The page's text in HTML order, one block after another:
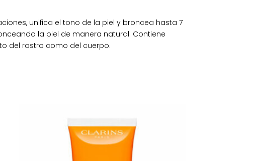
unifica el tono de la piel y broncea hasta 7
la piel de manera natural. Contiene
del rostro como del cuerpo.